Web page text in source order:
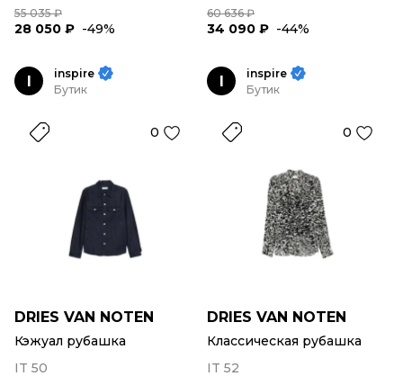
55 035 ₽
28 050 ₽ -49%
60 636 ₽
34 090 ₽ -44%
I
inspire
Бутик
0
DRIES VAN NOTEN
Кэжуал рубашка
IT 50
I
inspire
Бутик
0
DRIES VAN NOTEN
Классическая рубашка
IT 52